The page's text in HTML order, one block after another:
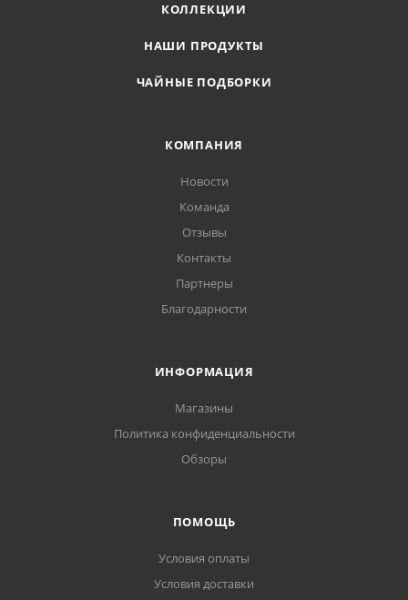
КОЛЛЕКЦИИ
НАШИ ПРОДУКТЫ
ЧАЙНЫЕ ПОДБОРКИ
КОМПАНИЯ
Новости
Команда
Отзывы
Контакты
Партнеры
Благодарности
ИНФОРМАЦИЯ
Магазины
Политика конфиденциальности
Обзоры
ПОМОЩЬ
Условия оплаты
Условия доставки